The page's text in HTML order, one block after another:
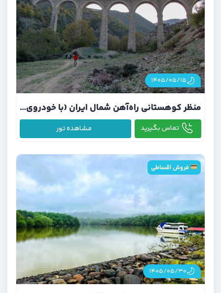
۱۴۰۵/۰۵/۱۵
منظر کوهستانی راه‌آهن شمال ایران (با خودروی شخصی)
تماس بگیرید مشاهده تور
۱۴۰۵/۰۵/۳۰
فروش اقساطی